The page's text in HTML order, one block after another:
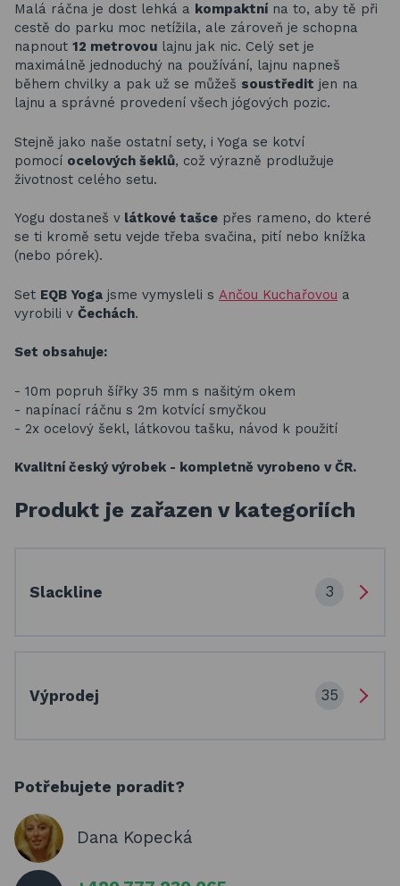
Malá ráčna je dost lehká a kompaktní na to, aby tě při
cestě do parku moc netížila, ale zároveň je schopna
napnout 12 metrovou lajnu jak nic. Celý set je
maximálně jednoduchý na používání, lajnu napneš
během chvilky a pak už se můžeš soustředit jen na
lajnu a správné provedení všech jógových pozic.
Stejně jako naše ostatní sety, i Yoga se kotví
pomocí ocelových šeklů, což výrazně prodlužuje
životnost celého setu.
Yogu dostaneš v látkové tašce přes rameno, do které
se ti kromě setu vejde třeba svačina, pití nebo knížka
(nebo pórek).
Set EQB Yoga jsme vymysleli s Ančou Kuchařovou a
vyrobili v Čechách.
Set obsahuje:
- 10m popruh šířky 35 mm s našitým okem
- napínací ráčnu s 2m kotvící smyčkou
- 2x ocelový šekl, látkovou tašku, návod k použití
Kvalitní český výrobek - kompletně vyrobeno v ČR.
Produkt je zařazen v kategoriích
Slackline 3
Výprodej 35
Potřebujete poradit?
Dana Kopecká